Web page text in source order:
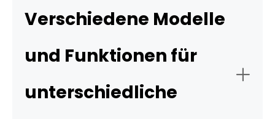
Verschiedene Modelle
und Funktionen für
unterschiedliche